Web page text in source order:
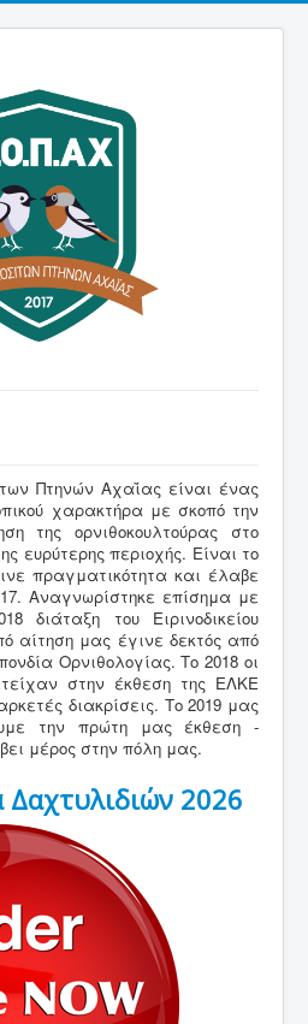
Πτηνών Αχαΐας είναι ένας
χαρακτήρα με σκοπό την
της ορνιθοκουλτούρας στο
ευρύτερης περιοχής. Είναι το
πραγματικότητα και έλαβε
Αναγνωρίστηκε επίσημα με
διάταξη του Ειρινοδικείου
αίτηση μας έγινε δεκτός από
Ορνιθολογίας. Το 2018 οι
στην έκθεση της ΕΛΚΕ
διακρίσεις. Το 2019 μας
την πρώτη μας έκθεση -
μέρος στην πόλη μας.
Δαχτυλιδιών 2026